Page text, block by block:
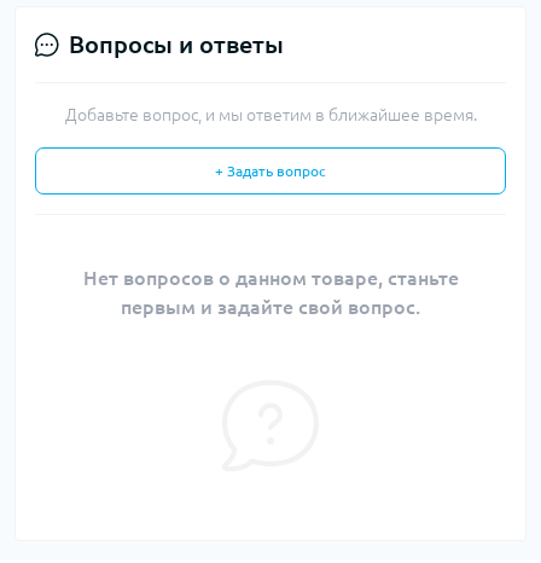
Вопросы и ответы
Добавьте вопрос, и мы ответим в ближайшее время.
+ Задать вопрос
Нет вопросов о данном товаре, станьте
первым и задайте свой вопрос.